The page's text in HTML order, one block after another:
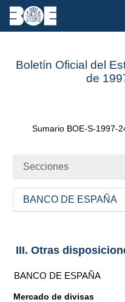
Boletín Oficial del
de
Sumario BOE-S-1997-
Secciones
BANCO DE ESPAÑA
III. Otras
BANCO DE ESPAÑA
Mercado de divisas